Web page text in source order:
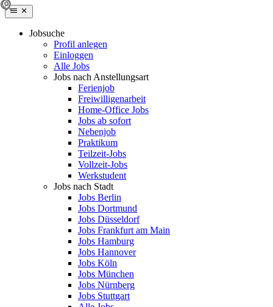
Jobsuche
Profil anlegen
Einloggen
Alle Jobs
Jobs nach Anstellungsart
Ferienjob
Freiwilligenarbeit
Home-Office Jobs
Jobs ab sofort
Nebenjob
Praktikum
Teilzeit-Jobs
Vollzeit-Jobs
Werkstudent
Jobs nach Stadt
Jobs Berlin
Jobs Dortmund
Jobs Düsseldorf
Jobs Frankfurt am Main
Jobs Hamburg
Jobs Hannover
Jobs Köln
Jobs München
Jobs Nürnberg
Jobs Stuttgart